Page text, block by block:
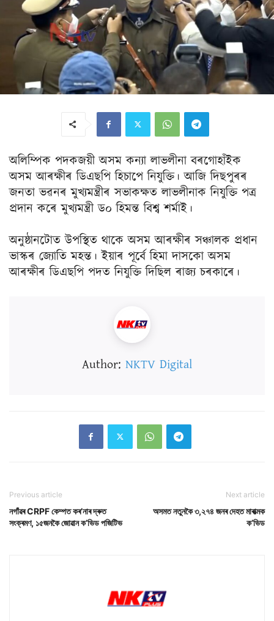
অলিম্পিক পদকজয়ী অসম কন্যা লাভলীনা বৰগোহাঁইক
অসম আৰক্ষীৰ ডিএছপি হিচাপে নিযুক্তি। আজি দিছপুৰৰ
জনতা ভৱনৰ মুখ্যমন্ত্ৰীৰ সভাকক্ষত লাভলীনাক নিযুক্তি পত্ৰ
প্ৰদান কৰে মুখ্যমন্ত্ৰী ড০ হিমন্ত বিশ্ব শৰ্মাই।
অনুষ্ঠানটোত উপস্থিত থাকে অসম আৰক্ষীৰ সঞ্চালক প্ৰধান
ভাস্কৰ জ্যোতি মহন্ত। ইয়াৰ পূৰ্বে হিমা দাসকো অসম
আৰক্ষীৰ ডিএছপি পদত নিযুক্তি দিছিল ৰাজ্য চৰকাৰে।
Author: NKTV Digital
Previous article
নগাঁৱৰ CRPF কেম্পত কৰ’নাৰ দ্ৰুত
সংক্ৰমণ, ১৫জনকৈ জোৱান ক’ভিড পজিটিভ
Next article
অসমত নতুনকৈ ৩,২৭৪ জনৰ দেহত মাৰাত্মক
ক’ভিড